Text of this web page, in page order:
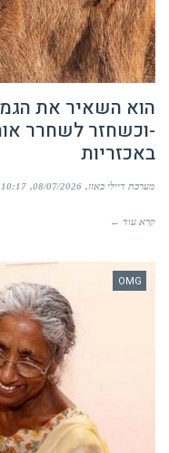
הוא השאיר את
-וכשחזר לשחרר
באכזריות
מערכת דיילי באזז 08/07/2026
10:17
קרא עוד ←
OMG